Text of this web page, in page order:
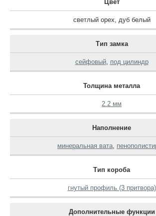
Цвет
светлый орех, дуб белый
Тип замка
сейфовый, под цилиндр
Толщина металла
2.2 мм
Наполнение
минеральная вата,
Тип короба
гнутый профиль (3 притвора)
Дополнительные функции